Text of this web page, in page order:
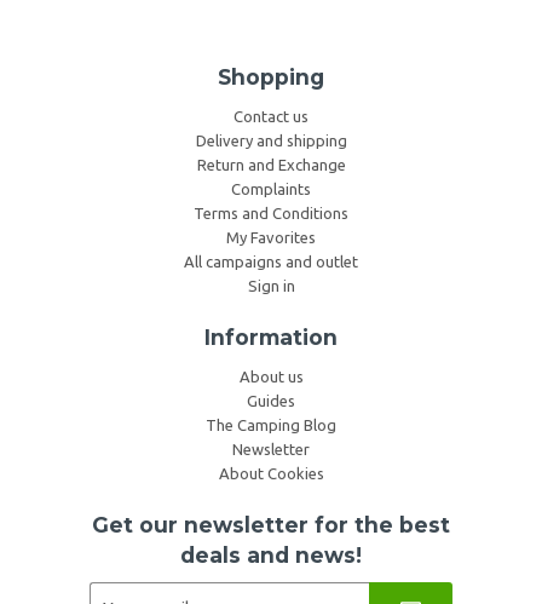
Shopping
Contact us
Delivery and shipping
Return and Exchange
Complaints
Terms and Conditions
My Favorites
All campaigns and outlet
Sign in
Information
About us
Guides
The Camping Blog
Newsletter
About Cookies
Get our newsletter for the best
deals and news!